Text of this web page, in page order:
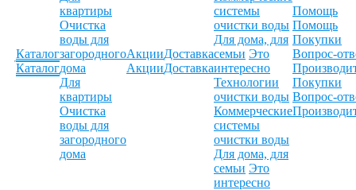
Каталог
Каталог
квартиры
Очистка
воды для
загородного
дома
Для
квартиры
Очистка
воды для
загородного
дома
Акции
Акции
Доставка
Доставка
системы
очистки воды
Для дома, для
семьи Это
интересно
Технологии
очистки воды
Коммерческие
системы
очистки воды
Для дома, для
семьи Это
интересно
Помощь
Помощь
Покупки
Вопрос-
Покупки
Вопрос-